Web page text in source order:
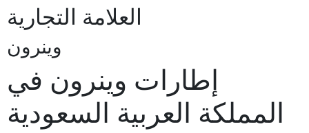
العلامة التجارية
وينرون
إطارات وينرون في
المملكة العربية السعودية